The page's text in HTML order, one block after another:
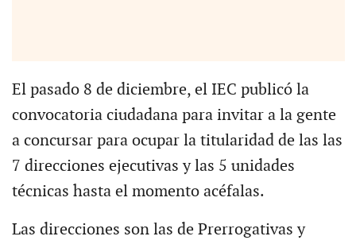
El pasado 8 de diciembre, el IEC publicó la
convocatoria ciudadana para invitar a la gente
a concursar para ocupar la titularidad de las las
7 direcciones ejecutivas y las 5 unidades
técnicas hasta el momento acéfalas.
Las direcciones son las de Prerrogativas y